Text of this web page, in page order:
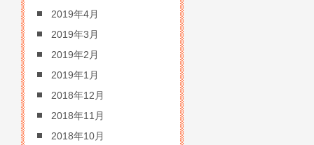
2019年4月
2019年3月
2019年2月
2019年1月
2018年12月
2018年11月
2018年10月